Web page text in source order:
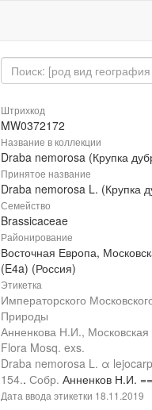
Штрихкод
MW0372172
Название в коллекции
Draba nemorosa (Крупка
Принятое название
Draba nemorosa L. (Крупка
Семейство
Brassicaceae
Районирование
Восточная Европа,
(E4a) (Россия)
Этикетка
Императорского
Природы
Анненкова Н.И.,
Flora Mosq. exs.
Draba nemorosa L. α
154.. Собр. Анненков Н.И.
Дата ввода этикетки 18.11.2019